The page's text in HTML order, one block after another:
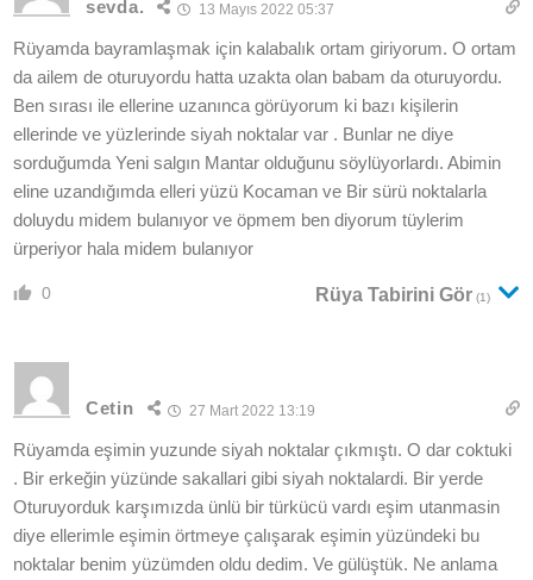
sevda. 13 Mayıs 2022 05:37
Rüyamda bayramlaşmak için kalabalık ortam giriyorum. O ortam
da ailem de oturuyordu hatta uzakta olan babam da oturuyordu.
Ben sırası ile ellerine uzanınca görüyorum ki bazı kişilerin
ellerinde ve yüzlerinde siyah noktalar var . Bunlar ne diye
sorduğumda Yeni salgın Mantar olduğunu söylüyorlardı. Abimin
eline uzandığımda elleri yüzü Kocaman ve Bir sürü noktalarla
doluydu midem bulanıyor ve öpmem ben diyorum tüylerim
ürperiyor hala midem bulanıyor
0 Rüya Tabirini Gör (1)
Cetin 27 Mart 2022 13:19
Rüyamda eşimin yuzunde siyah noktalar çıkmıştı. O dar coktuki
. Bir erkeğin yüzünde sakallari gibi siyah noktalardi. Bir yerde
Oturuyorduk karşımızda ünlü bir türkücü vardı eşim utanmasin
diye ellerimle eşimin örtmeye çalışarak eşimin yüzündeki bu
noktalar benim yüzümden oldu dedim. Ve gülüştük. Ne anlama